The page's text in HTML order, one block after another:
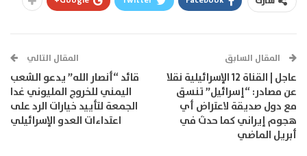
المقال السابق
عاجل | القناة 12 الإسرائيلية نقلا
عن مصادر: “إسرائيل” تنسق
مع دول صديقة لاعتراض أي
هجوم إيراني كما حدث في
أبريل الماضي
المقال التالي
قائد “أنصار الله” يدعو الشعب
اليمني للخروج المليوني غدا
الجمعة لتأييد خيارات الرد على
اعتداءات العدو الإسرائيلي